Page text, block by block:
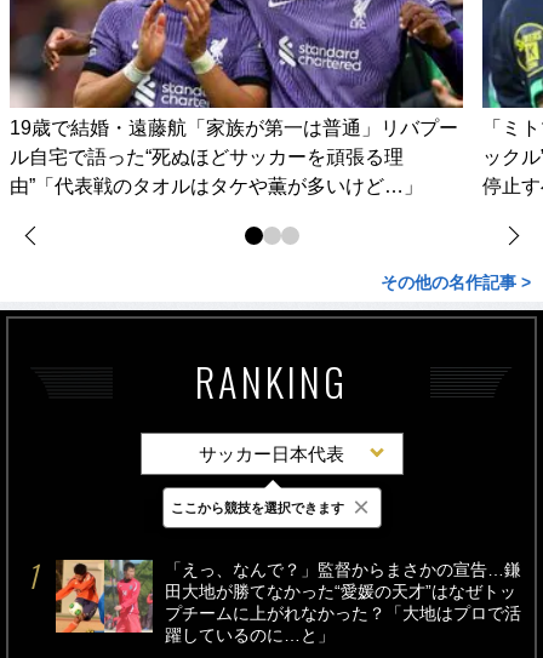
19歳で結婚・遠藤航「家族が第一は普通」リバプー
ル自宅で語った“死ぬほどサッカーを頑張る理
由”「代表戦のタオルはタケや薫が多いけど…」
「ミ
ック
停止
その他の名作記事 >
RANKING
サッカー日本代表
最新 24時間 週間
「えっ、なんで？」監督からまさかの宣告…鎌
田大地が勝てなかった“愛媛の天才”はなぜトッ
プチームに上がれなかった？「大地はプロで活
躍しているのに…と」
ここから競技を選択できます ×